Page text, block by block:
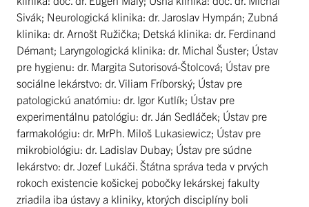
Sivák; Neurologická klinika: dr. Jaroslav Hympán; Zubná
klinika: dr. Arnošt Ružička; Detská klinika: dr. Ferdinand
Démant; Laryngologická klinika: dr. Michal Šuster; Ústav
pre hygienu: dr. Margita Sutorisová-Štolcová; Ústav pre
sociálne lekárstvo: dr. Viliam Fríborský; Ústav pre
patologickú anatómiu: dr. Igor Kutlík; Ústav pre
experimentálnu patológiu: dr. Ján Sedláček; Ústav pre
farmakológiu: dr. MrPh. Miloš Lukasiewicz; Ústav pre
mikrobiológiu: dr. Ladislav Dubay; Ústav pre súdne
lekárstvo: dr. Jozef Lukáči. Štátna správa teda v prvých
rokoch existencie košickej pobočky lekárskej fakulty
zriadila iba ústavy a kliniky, ktorých disciplíny boli